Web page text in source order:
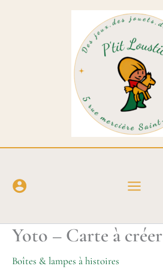
Yoto – Carte à créer
Boîtes & lampes à histoires